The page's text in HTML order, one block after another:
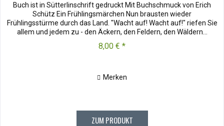
Buch ist in Sütterlinschrift gedruckt Mit Buchschmuck von Erich
Schütz Ein Frühlingsmärchen Nun brausten wieder
Frühlingsstürme durch das Land. "Wacht auf! Wacht auf!" riefen Sie
allem und jedem zu - den Äckern, den Feldern, den Wäldern...
8,00 € *
Merken
ZUM PRODUKT